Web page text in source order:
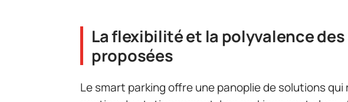
La flexibilité et la polyvalence
proposées
Le smart parking offre une panoplie de solutions